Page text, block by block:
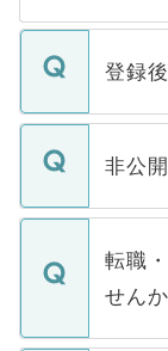
登録
ご登録
登録内
ます。
いただ
非公
マイナ
うち約
けない
下記の
ません
転職
せん